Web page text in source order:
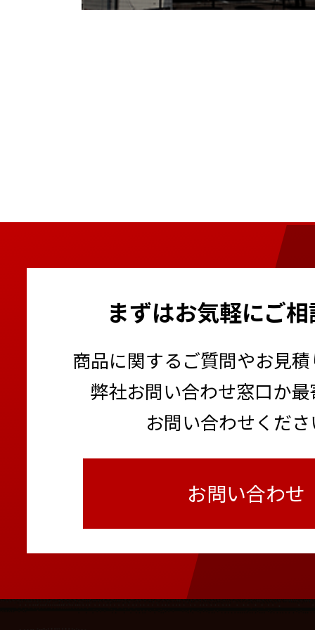
まずはお気軽にご
商品に関するご質問やお見
弊社お問い合わせ窓口か
お問い合わせくだ
お問い合わせ